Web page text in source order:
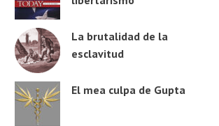
La brutalidad de la
esclavitud
El mea culpa de Gupta